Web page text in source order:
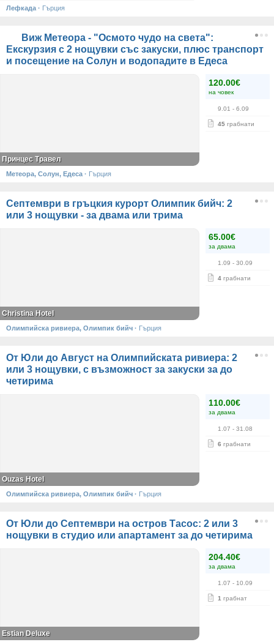
Лефкада · Гърция
Виж Метеора - "Осмото чудо на света":
Екскурзия с 2 нощувки със закуски, плюс транспорт
и посещение на Солун и водопадите в Едеса
120.00€
на човек
9.01 - 6.09
45 грабнати
Принцес Травел
Метеора, Солун, Едеса · Гърция
Септември в гръцкия курорт Олимпик бийч: 2
или 3 нощувки - за двама или трима
65.00€
за двама
1.09 - 30.09
4 грабнати
Christina Hotel
Олимпийска ривиера, Олимпик бийч · Гърция
От Юли до Август на Олимпийската ривиера: 2
или 3 нощувки, с възможност за закуски за до
четирима
110.00€
за двама
1.07 - 31.08
6 грабнати
Ouzas Hotel
Олимпийска ривиера, Олимпик бийч · Гърция
От Юли до Септември на остров Тасос: 2 или 3
нощувки в студио или апартамент за до четирима
204.40€
за двама
1.07 - 10.09
1 грабнат
Estian Deluxe